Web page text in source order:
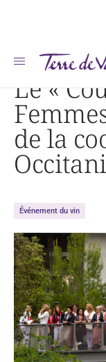
Accueil
Dégustation
Le « Coup de Cœur de
Le «
de la
Événement du vin